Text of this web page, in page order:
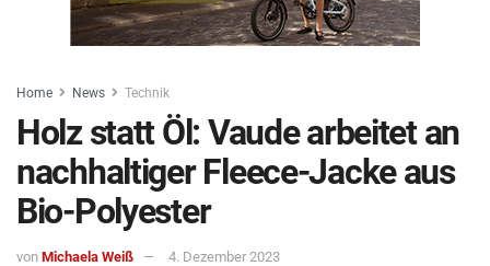
Home News Technik
Holz statt Öl: Vaude arbeitet an
nachhaltiger Fleece-Jacke aus
Bio-Polyester
von Michaela Weiß 4. Dezember 2023